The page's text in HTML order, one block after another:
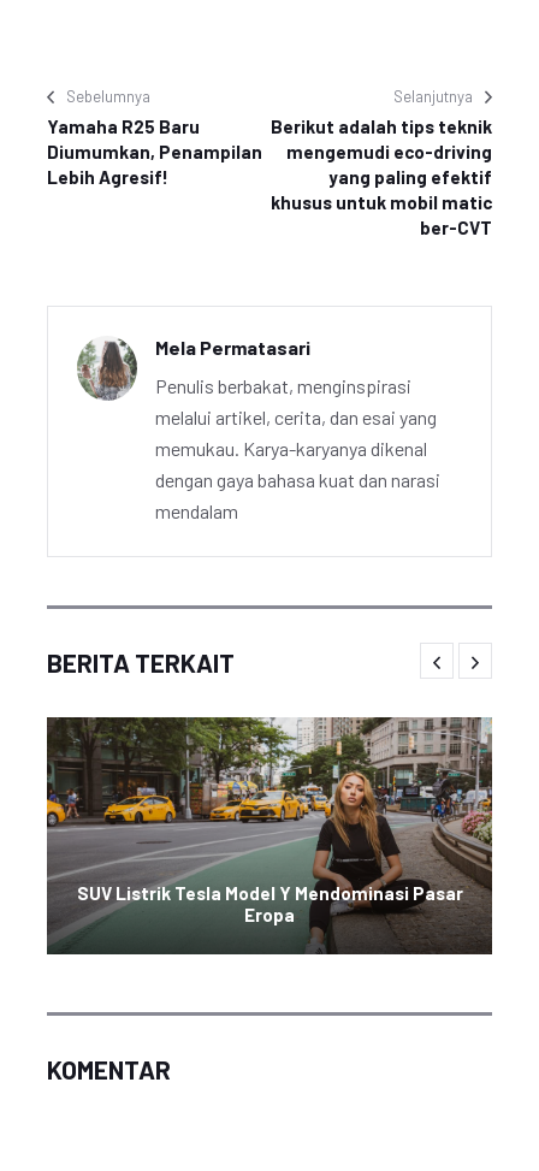
Sebelumnya
Yamaha R25 Baru
Diumumkan, Penampilan
Lebih Agresif!
Selanjutnya
Berikut adalah tips teknik
mengemudi eco-driving
yang paling efektif
khusus untuk mobil matic
ber-CVT
Mela Permatasari
Penulis berbakat, menginspirasi
melalui artikel, cerita, dan esai yang
memukau. Karya-karyanya dikenal
dengan gaya bahasa kuat dan narasi
mendalam
BERITA TERKAIT
SUV Listrik Tesla Model Y Mendominasi Pasar
Eropa
KOMENTAR